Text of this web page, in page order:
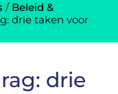
/ Beleid &
drie taken voor
drie